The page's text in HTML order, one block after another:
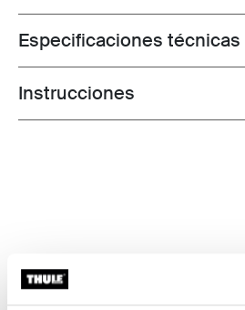
Toggle techspec
Especificaciones técnicas
Toggle guides and instructions
Instrucciones